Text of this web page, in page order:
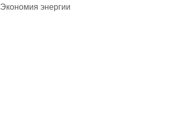
Экономия энергии